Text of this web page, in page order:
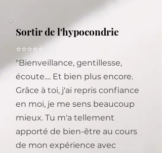
Sortir de l'hypocondrie
⭐⭐⭐⭐⭐
"Bienveillance, gentillesse,
écoute.... Et bien plus encore.
Grâce à toi, j'ai repris confiance
en moi, je me sens beaucoup
mieux. Tu m'a tellement
apporté de bien-être au cours
de mon expérience avec